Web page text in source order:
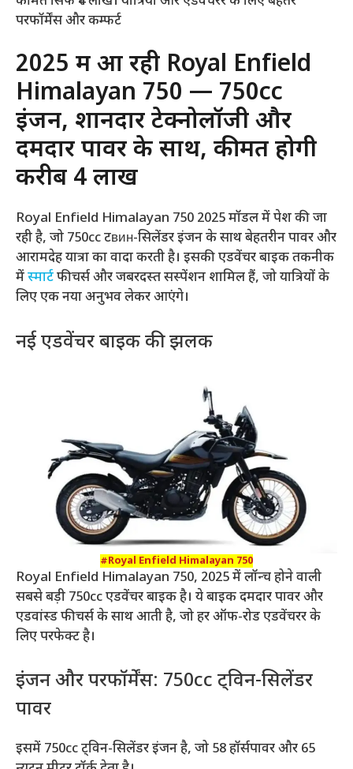
परफॉर्मेंस और कम्फर्ट
2025 में आ रही Royal Enfield
Himalayan 750 — 750cc
इंजन, शानदार टेक्नोलॉजी और
दमदार पावर के साथ, कीमत होगी
करीब ₹4 लाख
Royal Enfield Himalayan 750 2025 मॉडल में पेश की जा
रही है, जो 750cc टвин-सिलेंडर इंजन के साथ बेहतरीन पावर और
आरामदेह यात्रा का वादा करती है। इसकी एडवेंचर बाइक तकनीक
मेंस्मार्टफीचर्स और जबरदस्त सस्पेंशन शामिल हैं, जो यात्रियों के
लिए एक नया अनुभव लेकर आएंगे।
नई एडवेंचर बाइक की झलक
#Royal Enfield Himalayan 750
Royal Enfield Himalayan 750, 2025 में लॉन्च होने वाली
सबसे बड़ी 750cc एडवेंचर बाइक है। ये बाइक दमदार पावर और
एडवांस्ड फीचर्स के साथ आती है, जो हर ऑफ-रोड एडवेंचरर के
लिए परफेक्ट है।
इंजन और परफॉर्मेंस: 750cc ट्विन-सिलेंडर
पावर
इसमें 750cc ट्विन-सिलेंडर इंजन है, जो 58 हॉर्सपावर और 65